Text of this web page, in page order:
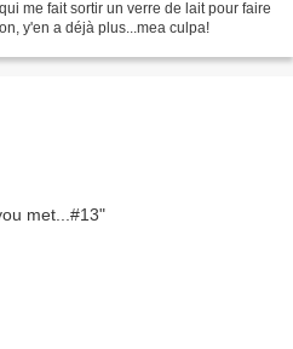
me fait sortir un verre de lait pour faire
y'en a déjà plus...mea culpa!